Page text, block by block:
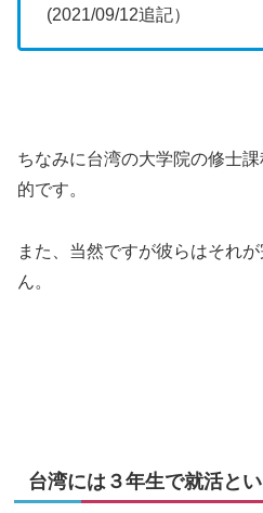
(2021/09/12追記）
ちなみに台湾の大学院の修士
的です。
また、当然ですが彼らはそれ
ん。
台湾には３年生で就活と